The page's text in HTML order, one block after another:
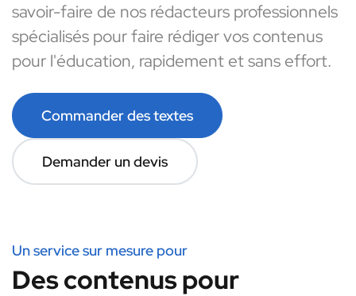
savoir-faire de nos rédacteurs professionnels
spécialisés pour faire rédiger vos contenus
pour l'éducation, rapidement et sans effort.
Commander des textes
Demander un devis
Un service sur mesure pour
Des contenus pour